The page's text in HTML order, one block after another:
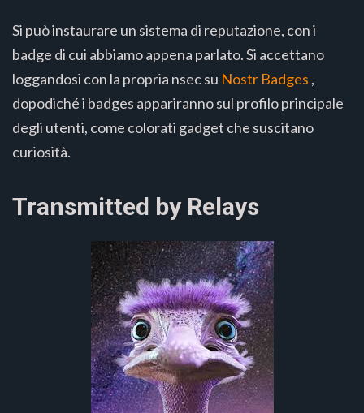
Si può instaurare un sistema di reputazione, con i
badge di cui abbiamo appena parlato. Si accettano
loggandosi con la propria nsec su Nostr Badges ,
dopodiché i badges appariranno sul profilo principale
degli utenti, come colorati gadget che suscitano
curiosità.
Transmitted by Relays